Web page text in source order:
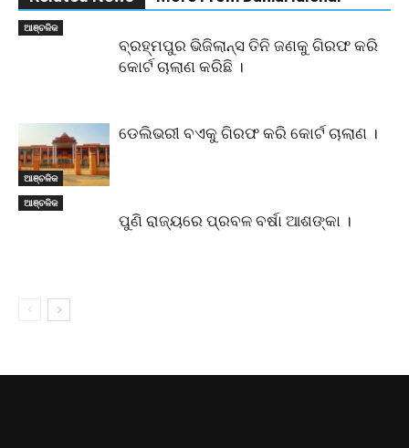
ଆଞ୍ଚଳିକ
ବ୍ରହ୍ମପୁର ଭିଜିଲାନ୍ସ ତିନି ଜଣକୁ ଗିରଫ କରି
କୋର୍ଟ ଚାଲାଣ କରିଛି ।
ଆଞ୍ଚଳିକ
ଡେଲିଭରୀ ବଏକୁ ଗିରଫ କରି କୋର୍ଟ ଚାଲାଣ ।
ଆଞ୍ଚଳିକ
ପୁଣି ରାଜ୍ୟରେ ପ୍ରବଳ ବର୍ଷା ଆଶଙ୍କା ।